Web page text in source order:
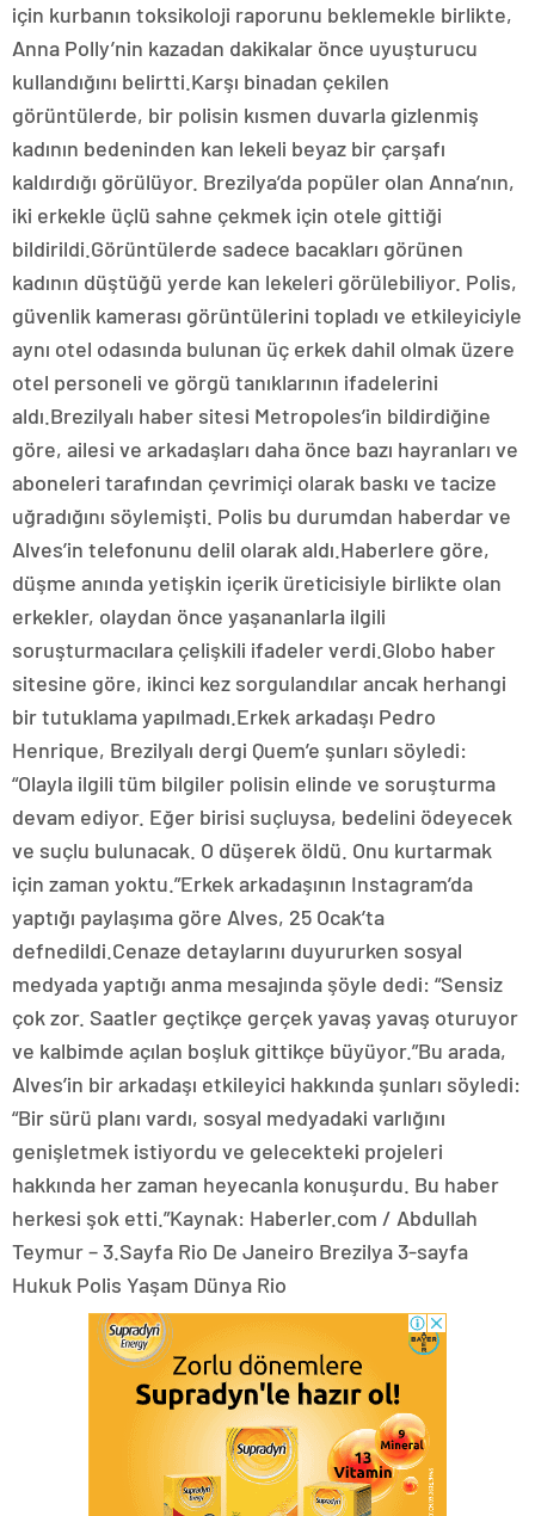
için kurbanın toksikoloji raporunu beklemekle birlikte,
Anna Polly’nin kazadan dakikalar önce uyuşturucu
kullandığını belirtti.Karşı binadan çekilen
görüntülerde, bir polisin kısmen duvarla gizlenmiş
kadının bedeninden kan lekeli beyaz bir çarşafı
kaldırdığı görülüyor. Brezilya’da popüler olan Anna’nın,
iki erkekle üçlü sahne çekmek için otele gittiği
bildirildi.Görüntülerde sadece bacakları görünen
kadının düştüğü yerde kan lekeleri görülebiliyor. Polis,
güvenlik kamerası görüntülerini topladı ve etkileyiciyle
aynı otel odasında bulunan üç erkek dahil olmak üzere
otel personeli ve görgü tanıklarının ifadelerini
aldı.Brezilyalı haber sitesi Metropoles’in bildirdiğine
göre, ailesi ve arkadaşları daha önce bazı hayranları ve
aboneleri tarafından çevrimiçi olarak baskı ve tacize
uğradığını söylemişti. Polis bu durumdan haberdar ve
Alves’in telefonunu delil olarak aldı.Haberlere göre,
düşme anında yetişkin içerik üreticisiyle birlikte olan
erkekler, olaydan önce yaşananlarla ilgili
soruşturmacılara çelişkili ifadeler verdi.Globo haber
sitesine göre, ikinci kez sorgulandılar ancak herhangi
bir tutuklama yapılmadı.Erkek arkadaşı Pedro
Henrique, Brezilyalı dergi Quem’e şunları söyledi:
“Olayla ilgili tüm bilgiler polisin elinde ve soruşturma
devam ediyor. Eğer birisi suçluysa, bedelini ödeyecek
ve suçlu bulunacak. O düşerek öldü. Onu kurtarmak
için zaman yoktu.”Erkek arkadaşının Instagram’da
yaptığı paylaşıma göre Alves, 25 Ocak’ta
defnedildi.Cenaze detaylarını duyururken sosyal
medyada yaptığı anma mesajında şöyle dedi: “Sensiz
çok zor. Saatler geçtikçe gerçek yavaş yavaş oturuyor
ve kalbimde açılan boşluk gittikçe büyüyor.”Bu arada,
Alves’in bir arkadaşı etkileyici hakkında şunları söyledi:
“Bir sürü planı vardı, sosyal medyadaki varlığını
genişletmek istiyordu ve gelecekteki projeleri
hakkında her zaman heyecanla konuşurdu. Bu haber
herkesi şok etti.”Kaynak: Haberler.com / Abdullah
Teymur – 3.Sayfa Rio De Janeiro Brezilya 3-sayfa
Hukuk Polis Yaşam Dünya Rio